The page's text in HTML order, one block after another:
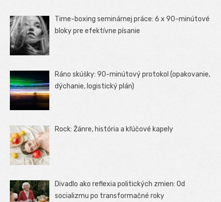
Time-boxing seminárnej práce: 6 x 90-minútové
bloky pre efektívne písanie
Ráno skúšky: 90-minútový protokol (opakovanie,
dýchanie, logistický plán)
Rock: Žánre, história a kľúčové kapely
Divadlo ako reflexia politických zmien: Od
socializmu po transformačné roky